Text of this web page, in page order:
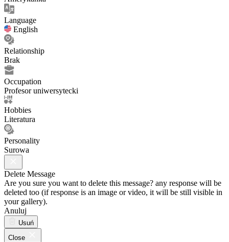
Language
English
Relationship
Brak
Occupation
Profesor uniwersytecki
Hobbies
Literatura
Personality
Surowa
Delete Message
Are you sure you want to delete this message? any response will be
deleted too (if response is an image or video, it will be still visible in
your gallery).
Anuluj
Usuń
Close